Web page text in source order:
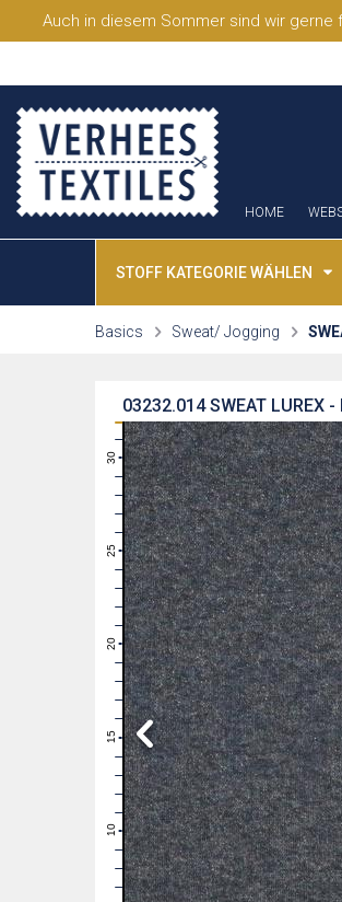
Auch in diesem Sommer sind wir
HOME
STOFF KATEGORIE WÄHLEN
Basics Sweat/ Jogging
SWEAT LUREX -
03232.014
6
7
8
9
10
11
12
13
14
15
16
17
18
19
20
21
22
23
24
25
26
27
28
29
30
31